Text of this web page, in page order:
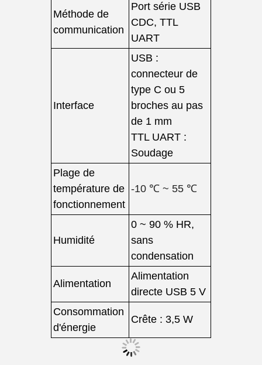
Méthode de
communication
Port série USB
CDC, TTL
UART
Interface
USB :
connecteur de
type C ou 5
broches au pas
de 1 mm
TTL UART :
Soudage
Plage de
température de
fonctionnement
-10 ℃ ~ 55 ℃
Humidité
0 ~ 90 % HR,
sans
condensation
Alimentation
Alimentation
directe USB 5 V
Consommation
d'énergie
Crête : 3,5 W